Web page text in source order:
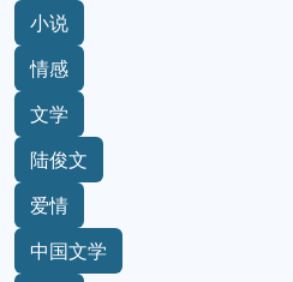
小说
情感
文学
陆俊文
爱情
中国文学